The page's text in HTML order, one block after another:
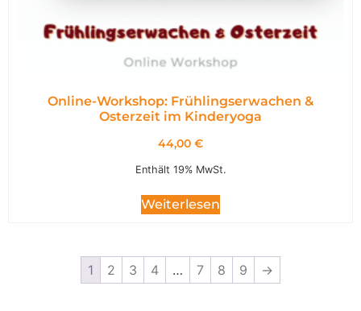
Online-Workshop: Frühlingserwachen &
Osterzeit im Kinderyoga
44,00 €
Enthält 19% MwSt.
Weiterlesen
1 2 3 4 … 7 8 9 →